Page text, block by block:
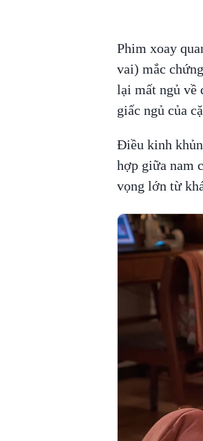
Phim xoay
vai) mắc
lại mất ngủ về
giấc ngủ của
Điều kinh
hợp giữa nam
vọng lớn từ